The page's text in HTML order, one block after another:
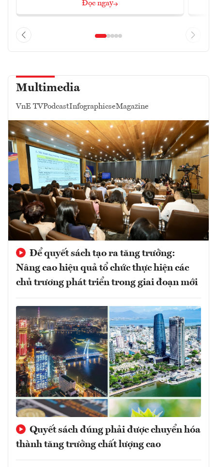
Đọc ngay
Multimedia
VnE TVPodcastInfographicseMagazine
Để quyết sách tạo ra tăng trưởng:
Nâng cao hiệu quả tổ chức thực hiện các
chủ trương phát triển trong giai đoạn mới
Quyết sách đúng phải được chuyển hóa
thành tăng trưởng chất lượng cao